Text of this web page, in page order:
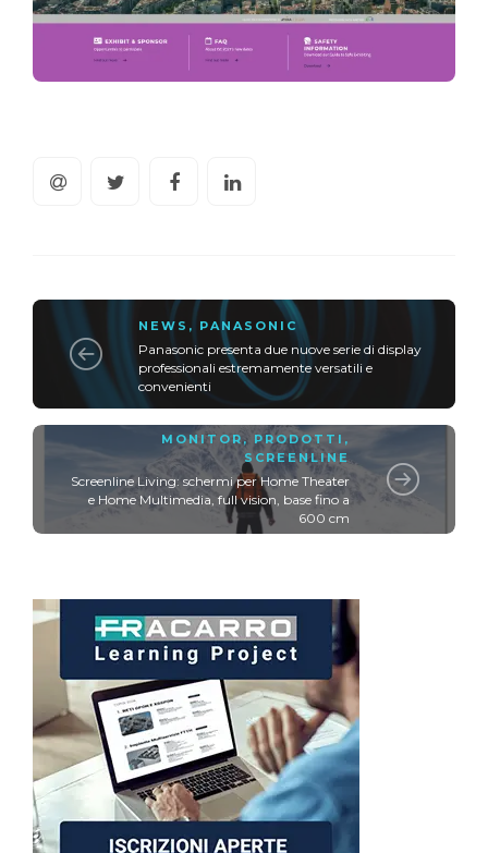
NEWS , PANASONIC
Panasonic presenta due nuove serie di display
professionali estremamente versatili e
convenienti
MONITOR, PRODOTTI ,
SCREENLINE
Screenline Living: schermi per Home Theater
e Home Multimedia, full vision, base fino a
600 cm